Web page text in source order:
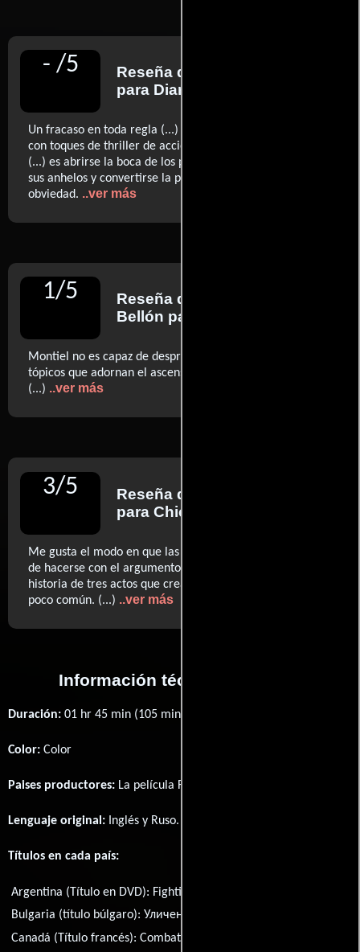
- /5 Reseña de
para Diario El País
Un fracaso en toda regla (...) sentimentalismo melifluo
con toques de thriller de acción y de melodrama redentor
(...) es abrirse la boca de los personajes para verbalizar
sus anhelos y convertirse la película en una oda a la
obviedad. ..ver más
1/5 Reseña de
Bellón para Diario ABC
Montiel no es capaz de desprenderse del festival de
tópicos que adornan el ascenso de un peleón profesional.
(...) ..ver más
3/5 Reseña de
para Chicago Sun-Times
Me gusta el modo en que las personalidades son capaces
de hacerse con el argumento en 'Fighting', una rutinaria
historia de tres actos que crea personajes de un interés
poco común. (...) ..ver más
Información técnica y general
Duración: 01 hr 45 min (105 minutos) .
Color: Color
Paises productores: La película Fighting fué producida en
Lenguaje original: Inglés y Ruso.
Títulos en cada país:
Argentina (Título en DVD): Fighting - Vale todo
Bulgaria (título búlgaro):Уличен бой
Canadá (Título francés):Combats de rue